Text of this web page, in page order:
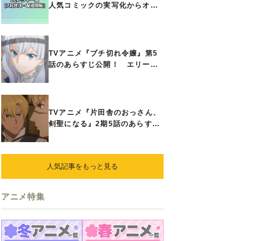
人気コミックの実写化からオリ
TVアニメ『ブチ切れ令嬢』第5
話のあらすじ公開！ エリーの
TVアニメ『片田舎のおっさん、
剣聖になる』2期5話のあらすじ
人気記事をもっと見る
アニメ特集